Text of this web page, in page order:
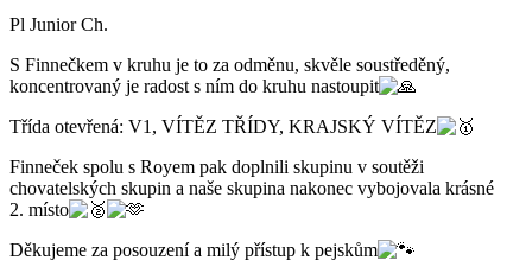
Pl Junior Ch.
S Finnečkem v kruhu je to za odměnu, skvěle soustředěný,
koncentrovaný je radost s ním do kruhu nastoupit
Třída otevřená: V1, VÍTĚZ TŘÍDY, KRAJSKÝ VÍTĚZ
Finneček spolu s Royem pak doplnili skupinu v soutěži
chovatelských skupin a naše skupina nakonec vybojovala krásné
2. místo
Děkujeme za posouzení a milý přístup k pejskům